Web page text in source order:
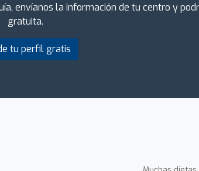
envíanos la información de tu centro y
gratuita.
tu perfil gratis